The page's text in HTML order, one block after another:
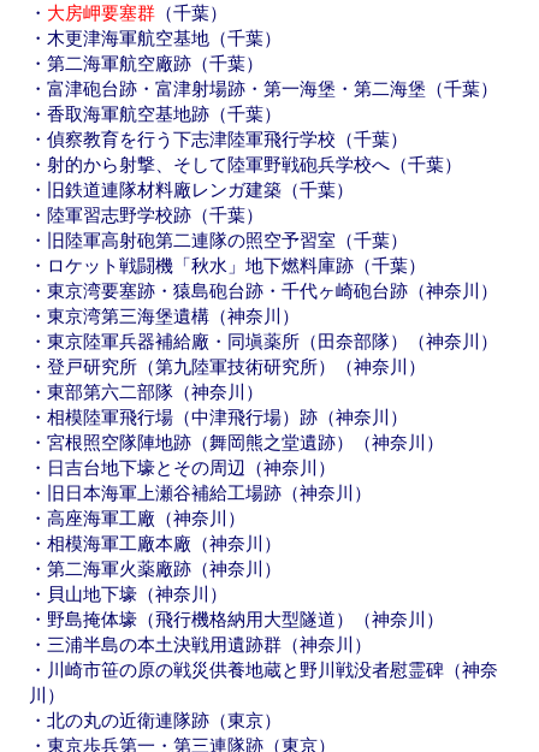
・ 大房岬要塞群 （千葉）
・木更津海軍航空基地（千葉）
・第二海軍航空廠跡（千葉）
・富津砲台跡・富津射場跡・第一海堡・第二海堡（千葉）
・香取海軍航空基地跡（千葉）
・偵察教育を行う下志津陸軍飛行学校（千葉）
・射的から射撃、そして陸軍野戦砲兵学校へ（千葉）
・旧鉄道連隊材料廠レンガ建築（千葉）
・陸軍習志野学校跡（千葉）
・旧陸軍高射砲第二連隊の照空予習室（千葉）
・ロケット戦闘機「秋水」地下燃料庫跡（千葉）
・東京湾要塞跡・猿島砲台跡・千代ヶ崎砲台跡（神奈川）
・東京湾第三海堡遺構（神奈川）
・東京陸軍兵器補給廠・同塡薬所（田奈部隊）（神奈川）
・登戸研究所（第九陸軍技術研究所）（神奈川）
・東部第六二部隊（神奈川）
・相模陸軍飛行場（中津飛行場）跡（神奈川）
・宮根照空隊陣地跡（舞岡熊之堂遺跡）（神奈川）
・日吉台地下壕とその周辺（神奈川）
・旧日本海軍上瀬谷補給工場跡（神奈川）
・高座海軍工廠（神奈川）
・相模海軍工廠本廠（神奈川）
・第二海軍火薬廠跡（神奈川）
・貝山地下壕（神奈川）
・野島掩体壕（飛行機格納用大型隧道）（神奈川）
・三浦半島の本土決戦用遺跡群（神奈川）
・川崎市笹の原の戦災供養地蔵と野川戦没者慰霊碑（神奈
川）
・北の丸の近衛連隊跡（東京）
・東京歩兵第一・第三連隊跡（東京）